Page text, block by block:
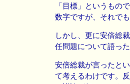
「目標」というもの
数字ですが、それで
しかし、更に安倍総
任問題について語っ
安倍総裁が言ったと
て考えるわけです。